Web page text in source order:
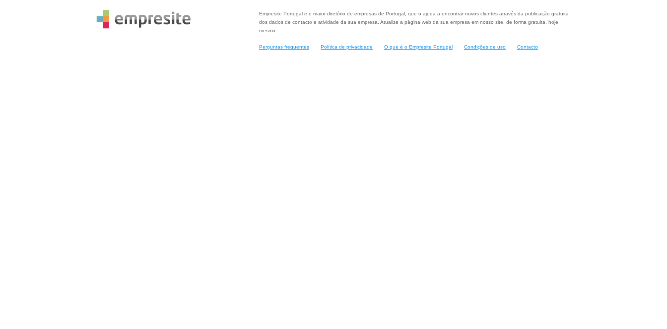
Empresite Portugal é o maior diretório de empresas de Portugal, que o ajuda a encontrar novos clientes através da publicação gratuita
dos dados de contacto e atividade da sua empresa. Atualize a página web da sua empresa em nosso site, de forma gratuita, hoje
mesmo.
Perguntas frequentes Política de privacidade O que é o Empresite Portugal Condições de uso Contacto